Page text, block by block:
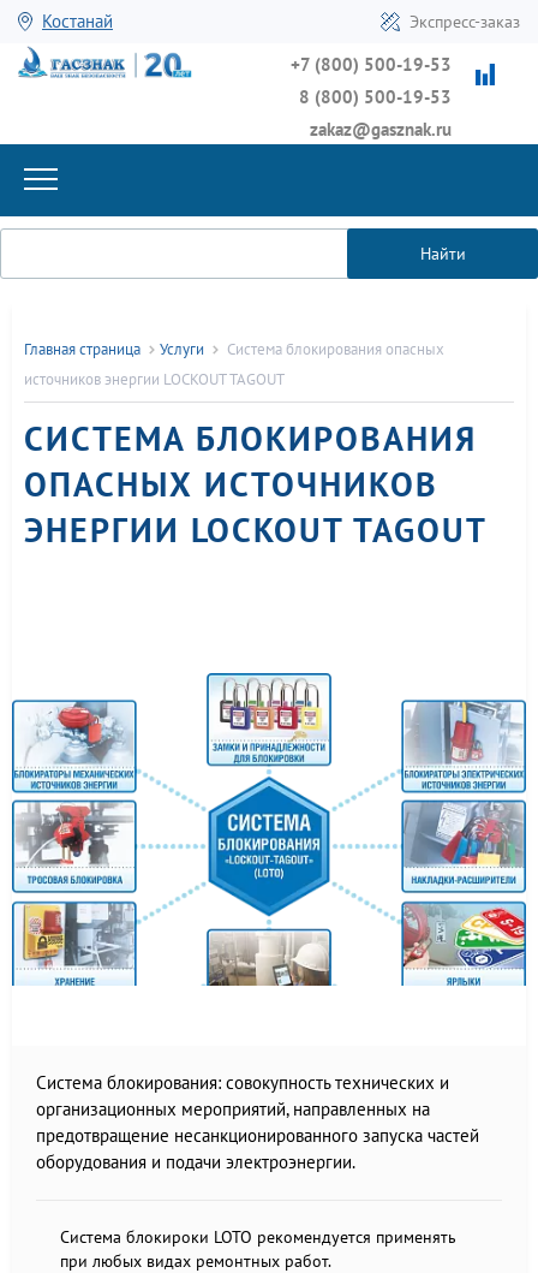
Костанай Экспресс-заказ
+7 (800) 500-19-53
8 (800) 500-19-53
zakaz@gasznak.ru
Найти
Главная страница Услуги
Система блокирования опасных
источников энергии LOCKOUT TAGOUT
СИСТЕМА БЛОКИРОВАНИЯ
ОПАСНЫХ ИСТОЧНИКОВ
ЭНЕРГИИ LOCKOUT TAGOUT
Система блокирования: совокупность технических и
организационных мероприятий, направленных на
предотвращение несанкционированного запуска частей
оборудования и подачи электроэнергии.
Система блокироки LOTO рекомендуется применять
при любых видах ремонтных работ.